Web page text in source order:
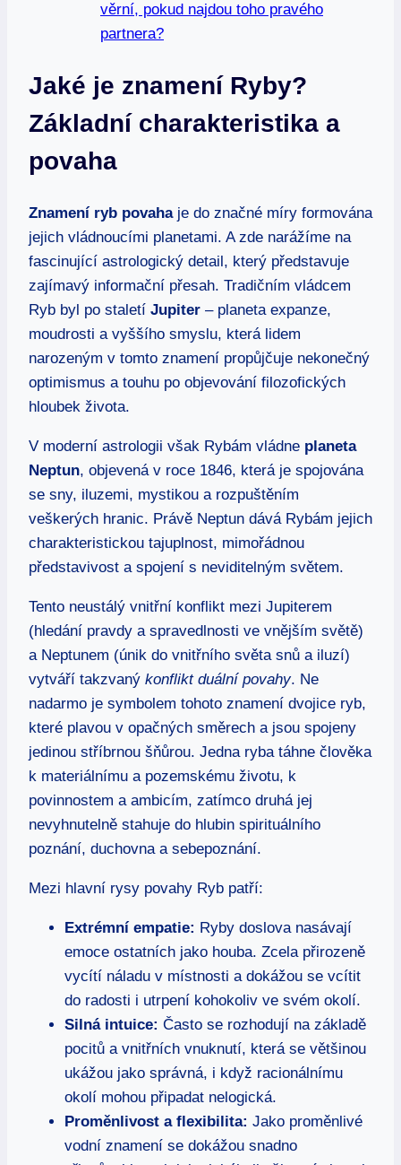
věrní, pokud najdou toho pravého
partnera?
Jaké je znamení Ryby?
Základní charakteristika a
povaha
Znamení ryb povahaje do značné míry formována
jejich vládnoucími planetami. A zde narážíme na
fascinující astrologický detail, který představuje
zajímavý informační přesah. Tradičním vládcem
Ryb byl po staletí Jupiter – planeta expanze,
moudrosti a vyššího smyslu, která lidem
narozeným v tomto znamení propůjčuje nekonečný
optimismus a touhu po objevování filozofických
hloubek života.
V moderní astrologii však Rybám vládne planeta
Neptun, objevená v roce 1846, která je spojována
se sny, iluzemi, mystikou a rozpuštěním
veškerých hranic. Právě Neptun dává Rybám jejich
charakteristickou tajuplnost, mimořádnou
představivost a spojení s neviditelným světem.
Tento neustálý vnitřní konflikt mezi Jupiterem
(hledání pravdy a spravedlnosti ve vnějším světě)
a Neptunem (únik do vnitřního světa snů a iluzí)
vytváří takzvaný konflikt duální povahy. Ne
nadarmo je symbolem tohoto znamení dvojice ryb,
které plavou v opačných směrech a jsou spojeny
jedinou stříbrnou šňůrou. Jedna ryba táhne člověka
k materiálnímu a pozemskému životu, k
povinnostem a ambicím, zatímco druhá jej
nevyhnutelně stahuje do hlubin spirituálního
poznání, duchovna a sebepoznání.
Mezi hlavní rysy povahy Ryb patří:
Extrémní empatie: Ryby doslova nasávají
emoce ostatních jako houba. Zcela přirozeně
vycítí náladu v místnosti a dokážou se vcítit
do radosti i utrpení kohokoliv ve svém okolí.
Silná intuice: Často se rozhodují na základě
pocitů a vnitřních vnuknutí, která se většinou
ukážou jako správná, i když racionálnímu
okolí mohou připadat nelogická.
Proměnlivost a flexibilita: Jako proměnlivé
vodní znamení se dokážou snadno